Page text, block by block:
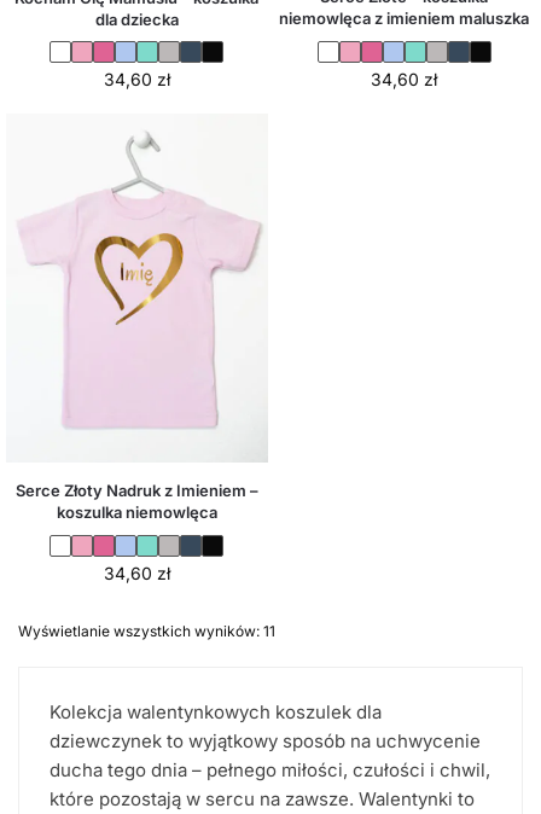
dla dziecka
34,60 zł
niemowlęca z imieniem maluszka
34,60 zł
Serce Złoty Nadruk z Imieniem –
koszulka niemowlęca
34,60 zł
Wyświetlanie wszystkich wyników: 11
Kolekcja walentynkowych koszulek dla
dziewczynek to wyjątkowy sposób na uchwycenie
ducha tego dnia – pełnego miłości, czułości i chwil,
które pozostają w sercu na zawsze. Walentynki to